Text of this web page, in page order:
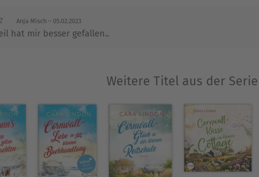
Anja Misch – 05.02.2023
hat mir besser gefallen..
Weitere Titel aus der Serie